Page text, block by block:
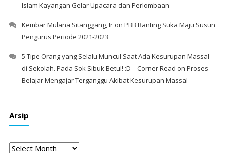
Islam Kayangan Gelar Upacara dan Perlombaan
Kembar Mulana Sitanggang, Iron PBB Ranting Suka Maju Susun
Pengurus Periode 2021-2023
5 Tipe Orang yang Selalu Muncul Saat Ada Kesurupan Massal
di Sekolah. Pada Sok Sibuk Betul! :D – Corner Read on Proses
Belajar Mengajar Terganggu Akibat Kesurupan Massal
Arsip
Arsip